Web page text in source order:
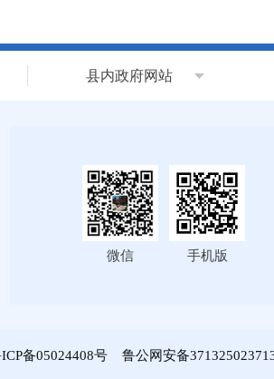
县内政府网站
微信 手机版
备05024408号 鲁公网安备